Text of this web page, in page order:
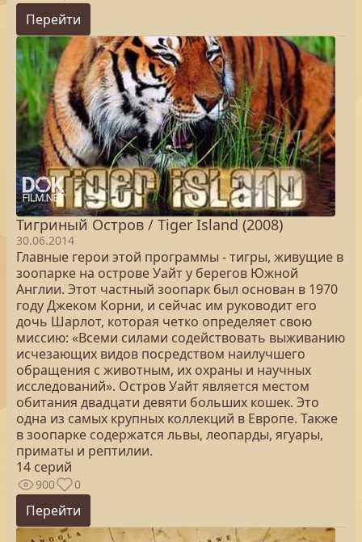
Перейти
Тигриный Остров / Tiger Island (2008)
30.06.2014
Главные герои этой программы - тигры, живущие в
зоопарке на острове Уайт у берегов Южной
Англии. Этот частный зоопарк был основан в 1970
году Джеком Корни, и сейчас им руководит его
дочь Шарлот, которая четко определяет свою
миссию: «Всеми силами содействовать выживанию
исчезающих видов посредством наилучшего
обращения с животным, их охраны и научных
исследований». Остров Уайт является местом
обитания двадцати девяти больших кошек. Это
одна из самых крупных коллекций в Европе. Также
в зоопарке содержатся львы, леопарды, ягуары,
приматы и рептилии.
14 серий
900 0
Перейти